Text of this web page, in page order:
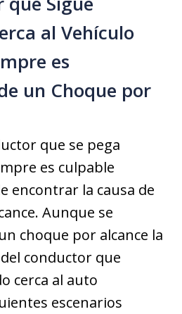
al Vehículo
es
un Choque por
que se pega
es culpable
encontrar la causa de
Aunque se
choque por alcance la
conductor que
cerca al auto
escenarios